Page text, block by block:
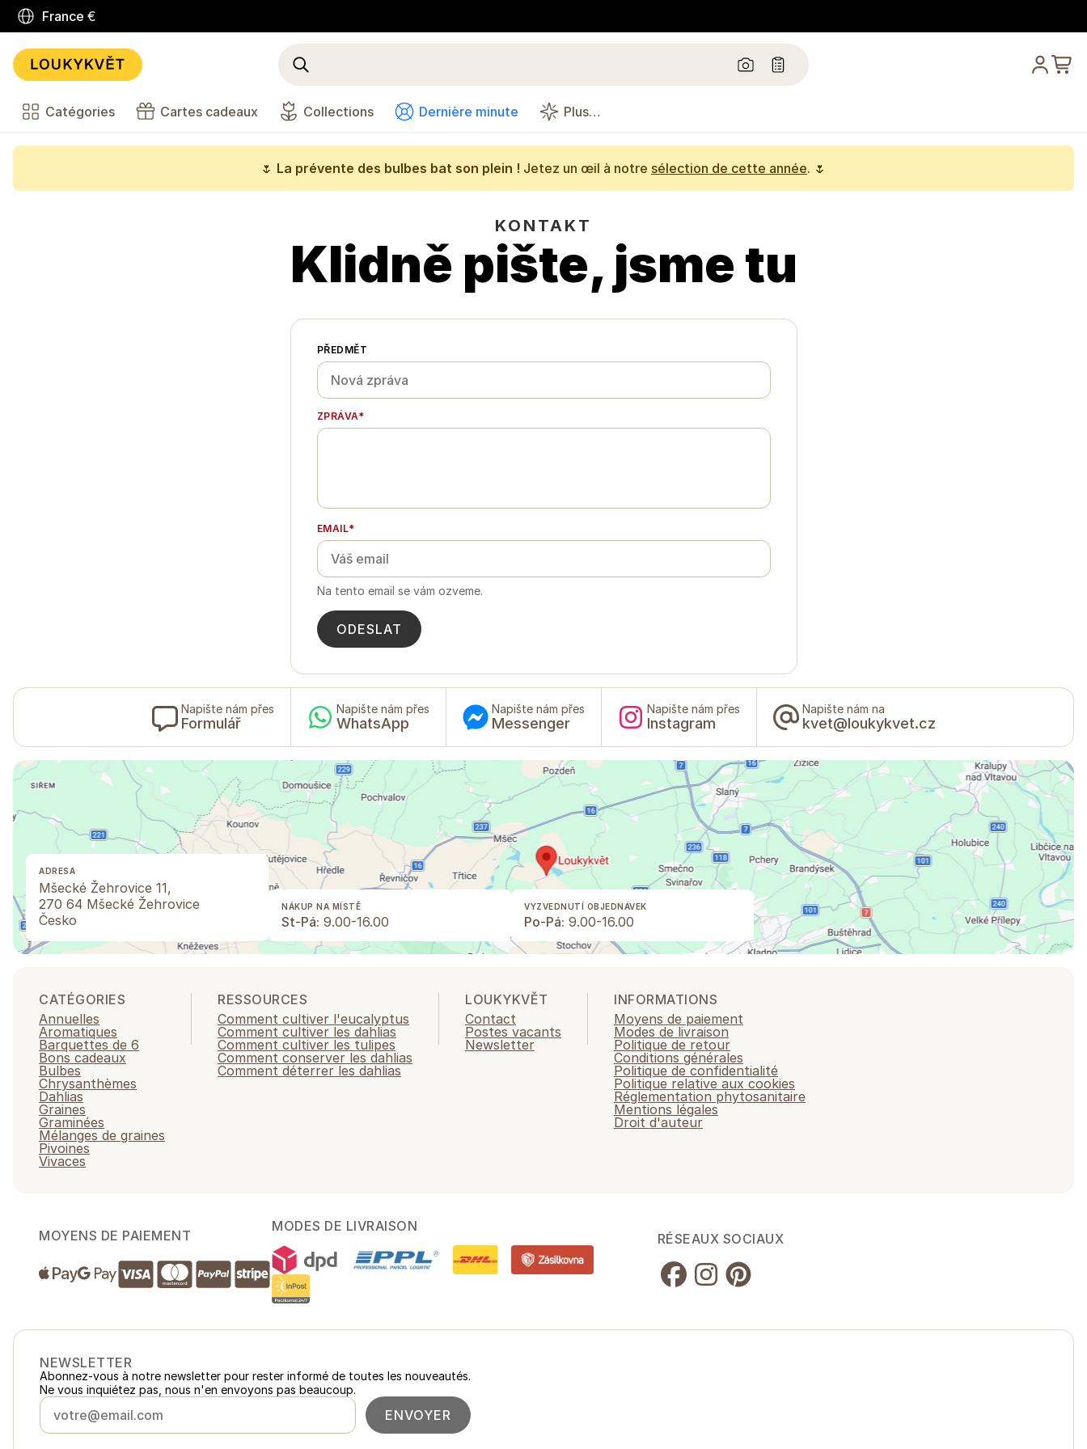
France €
Catégories Cartes cadeaux Collections Dernière minute Plus…
🌷 La prévente des bulbes bat son plein ! Jetez un œil à notre sélection de cette année. 🌷
KONTAKT
Klidně pište, jsme tu
PŘEDMĚT
ZPRÁVA*
EMAIL*
Na tento email se vám ozveme.
ODESLAT
Napište nám přes
Formulář
Napište nám přes
WhatsApp
Napište nám přes
Messenger
Napište nám přes
Instagram
Napište nám na
kvet@loukykvet.cz
ADRESA
Mšecké Žehrovice 11,
270 64 Mšecké Žehrovice
Česko
NÁKUP NA MÍSTĚ
St-Pá: 9.00-16.00
VYZVEDNUTÍ OBJEDNÁVEK
Po-Pá: 9.00-16.00
CATÉGORIES
Annuelles
Aromatiques
Barquettes de 6
Bons cadeaux
Bulbes
Chrysanthèmes
Dahlias
Graines
Graminées
Mélanges de graines
Pivoines
Vivaces
RESSOURCES
Comment cultiver l'eucalyptus
Comment cultiver les dahlias
Comment cultiver les tulipes
Comment conserver les dahlias
Comment déterrer les dahlias
LOUKYKVĚT
Contact
Postes vacants
Newsletter
INFORMATIONS
Moyens de paiement
Modes de livraison
Politique de retour
Conditions générales
Politique de confidentialité
Politique relative aux cookies
Réglementation phytosanitaire
Mentions légales
Droit d'auteur
MOYENS DE PAIEMENT
MODES DE LIVRAISON
RÉSEAUX SOCIAUX
NEWSLETTER
Abonnez-vous à notre newsletter pour rester informé de toutes les nouveautés.
Ne vous inquiétez pas, nous n'en envoyons pas beaucoup.
ENVOYER